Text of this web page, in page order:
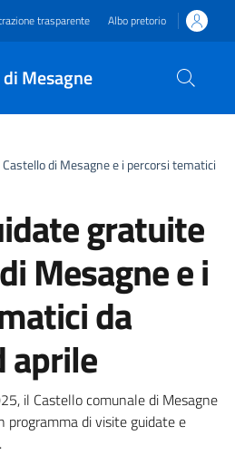
trasparente Albo pretorio
Mesagne
di Mesagne e i percorsi tematici
gratuite
Mesagne e i
da
aprile
notizia
il Castello comunale di Mesagne
programma di visite guidate e